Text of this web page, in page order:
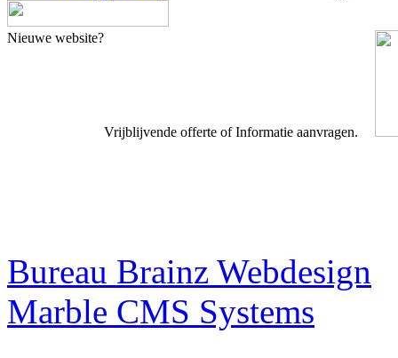
Nieuwe website?
Vrijblijvende offerte of Informatie aanvragen.
Bureau Brainz Webdesign
Marble CMS Systems